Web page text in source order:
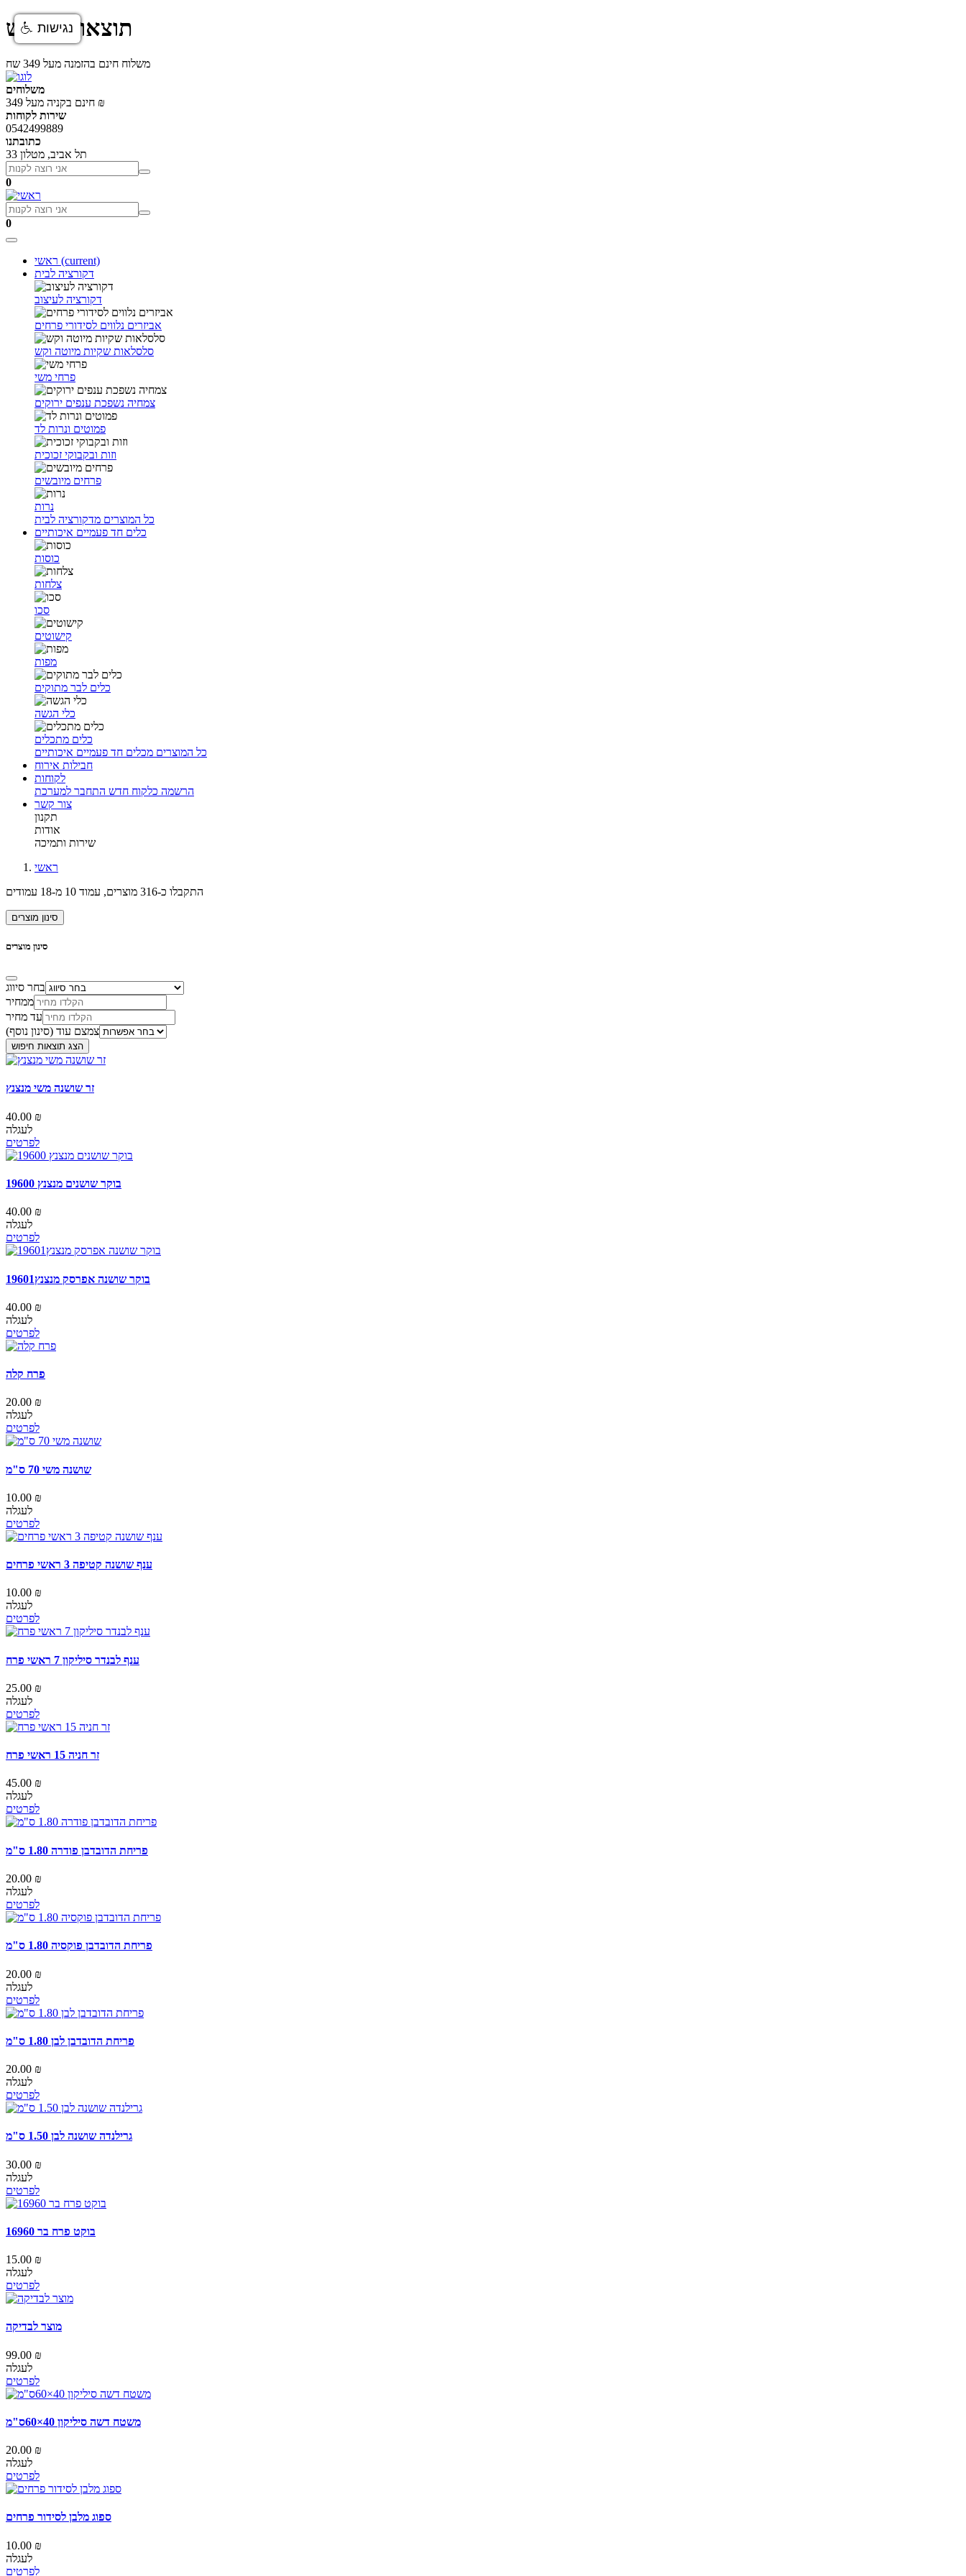
תוצאות חיפוש
משלוח חינם בהזמנה מעל 349 שח
משלוחים
חינם בקניה מעל 349 ₪
שירות לקוחות
0542499889
כתובתנו
תל אביב, מטלון 33
0
0
(current)
דקורציה לבית
דקורציה לעיצוב
אביזרים נלווים לסידורי פרחים
סלסלאות שקיות מיוטה וקש
פרחי משי
צמחיה נשפכת ענפים ירוקים
פמוטים ונרות לד
וזות ובקבוקי זכוכית
פרחים מיובשים
נרות
כל המוצרים מדקורציה לבית
כלים חד פעמיים איכותיים
כוסות
צלחות
סכו
קישוטים
מפות
כלים לבר מתוקים
כלי הגשה
כלים מתכלים
כל המוצרים מכלים חד פעמיים איכותיים
חבילות אירוח
לקוחות
הרשמה כלקוח חדש התחבר למערכת
צור קשר
תקנון
אודות
שירות ותמיכה
ראשי
התקבלו כ-316 מוצרים, עמוד 10 מ-18 עמודים
סינון מוצרים
סינון מוצרים
בחר סיווג
ממחיר
עד מחיר
צמצם עוד (סינון נוסף)
הצג תוצאות חיפוש
זר שושנה משי מנצנץ
40.00 ₪
לעגלה
לפרטים
בוקר שושנים מנצנץ 19600
40.00 ₪
לעגלה
לפרטים
בוקר שושנה אפרסק מנצנץ19601
40.00 ₪
לעגלה
לפרטים
פרח קלה
20.00 ₪
לעגלה
לפרטים
שושנה משי 70 ס"מ
10.00 ₪
לעגלה
לפרטים
ענף שושנה קטיפה 3 ראשי פרחים
10.00 ₪
לעגלה
לפרטים
ענף לבנדר סיליקון 7 ראשי פרח
25.00 ₪
לעגלה
לפרטים
זר חניה 15 ראשי פרח
45.00 ₪
לעגלה
לפרטים
פריחת הדובדבן פודרה 1.80 ס"מ
20.00 ₪
לעגלה
לפרטים
פריחת הדובדבן פוקסיה 1.80 ס"מ
20.00 ₪
לעגלה
לפרטים
פריחת הדובדבן לבן 1.80 ס"מ
20.00 ₪
לעגלה
לפרטים
גרילנדה שושנה לבן 1.50 ס"מ
30.00 ₪
לעגלה
לפרטים
בוקט פרח בר 16960
15.00 ₪
לעגלה
לפרטים
מוצר לבדיקה
99.00 ₪
לעגלה
לפרטים
משטח דשה סיליקון 40×60ס"מ
20.00 ₪
לעגלה
לפרטים
ספוג מלבן לסידור פרחים
10.00 ₪
לעגלה
לפרטים
נגישות